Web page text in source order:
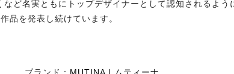
ど名実ともにトップデザイナーとして認知されるよう
品を発表し続けています。